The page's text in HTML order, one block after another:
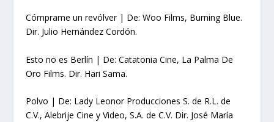
Cómprame un revólver | De: Woo Films, Burning Blue.
Dir. Julio Hernández Cordón.
Esto no es Berlín | De: Catatonia Cine, La Palma De
Oro Films. Dir. Hari Sama.
Polvo | De: Lady Leonor Producciones S. de R.L. de
C.V., Alebrije Cine y Video, S.A. deC.V. Dir. José María